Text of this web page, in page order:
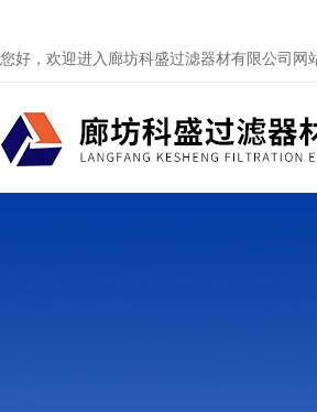
您好，欢迎进入廊坊科盛过滤器材有限公司网